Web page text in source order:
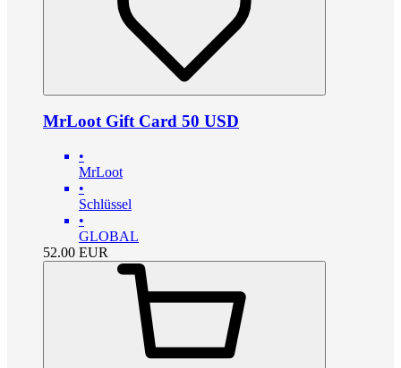
MrLoot Gift Card 50 USD
•
MrLoot
•
Schlüssel
•
GLOBAL
52.00 EUR